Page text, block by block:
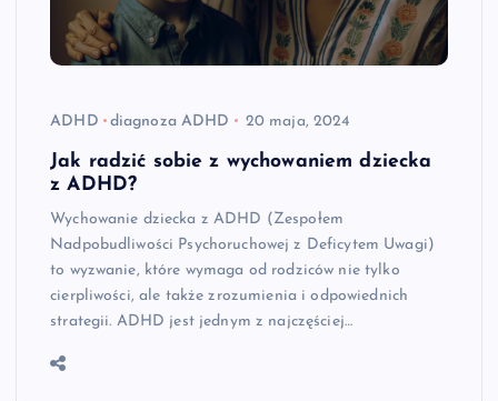
ADHD diagnoza ADHD 20 maja, 2024
Jak radzić sobie z wychowaniem dziecka
z ADHD?
Wychowanie dziecka z ADHD (Zespołem
Nadpobudliwości Psychoruchowej z Deficytem Uwagi)
to wyzwanie, które wymaga od rodziców nie tylko
cierpliwości, ale także zrozumienia i odpowiednich
strategii. ADHD jest jednym z najczęściej…